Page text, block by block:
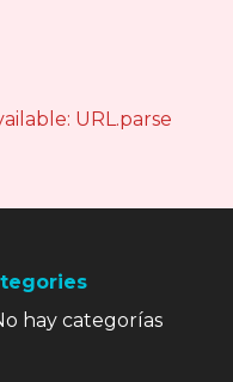
URL.parse is
hay categorías